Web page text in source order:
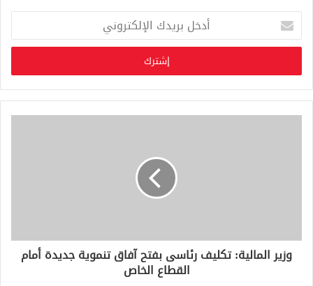
خ
ب
ر
ي
ر
وزير المالية: تكليف رئاسى بفتح آفاق تنموية جديدة أمام
القطاع الخاص